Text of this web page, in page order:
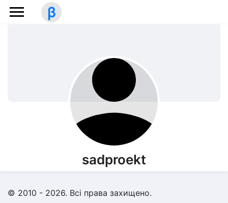
β
sadproekt
© 2010 - 2026. Всі права захищено.